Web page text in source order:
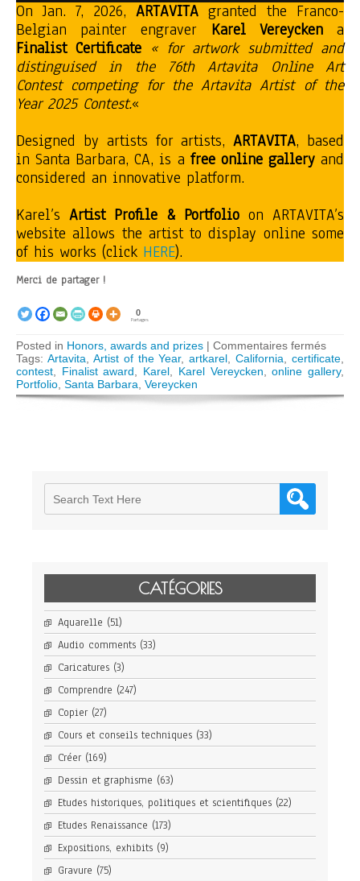
On Jan. 7, 2026, ARTAVITA granted the Franco-
Belgian painter engraver Karel Vereyckena
Finalist Certificate « for artwork submitted and
distinguised in the 76th Artavita Online Art
Contest competing for the Artavita Artist of the
Year 2025 Contest.«
Designed by artists for artists,ARTAVITA, based
in Santa Barbara, CA, is a free online galleryand
considered an innovative platform.
Karel’sArtist Profile & Portfolioon ARTAVITA’s
website allows the artist to display online some
of his works (click HERE).
Merci de partager !
0
Partages
Posted in Honors, awards and prizes | Commentaires ferméssur
Karel
Tags: Artavita Artist of the Year,artkarel ,California certificate
contest
Finalist award Karel Karel Vereycken ,online gallery,
Portfolio Santa Barbara Vereycken
CATÉGORIES
Aquarelle (51)
Audio comments (33)
Caricatures (3)
Comprendre (247)
Copier (27)
Cours et conseils techniques (33)
Créer (169)
Dessin et graphisme (63)
Etudes historiques, politiques et scientifiques (22)
Etudes Renaissance (173)
Expositions, exhibits (9)
Gravure (75)